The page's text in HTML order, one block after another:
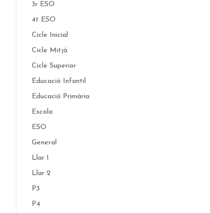
3r ESO
4t ESO
Cicle Inicial
Cicle Mitjà
Cicle Superior
Educació Infantil
Educació Primària
Escola
ESO
General
Llar 1
Llar 2
P3
P4